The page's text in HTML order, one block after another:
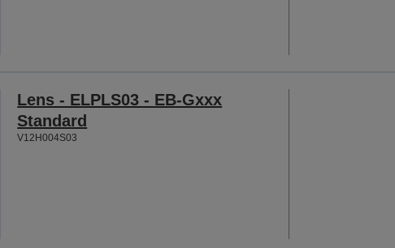
Lens - ELPLS03 - EB-Gxxx
Standard
V12H004S03